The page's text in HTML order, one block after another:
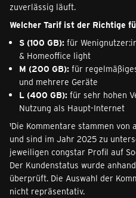
zuverlässig läuft.
Welcher Tarif ist der Richtige
S (100 GB): für
& Homeoffice light
M (200 GB): für
und mehrere Geräte
L (400 GB): für sehr hohen
Nutzung als Haupt-Internet
¹Die Kommentare stammen
und sind im Jahr 2025 zu
jeweiligen congstar Profil auf
Der Kundenstatus wurde
überprüft. Die Auswahl der
nicht repräsentativ.